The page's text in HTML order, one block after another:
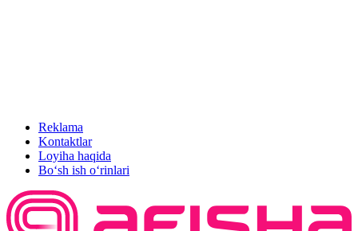
Reklama
Kontaktlar
Loyiha haqida
Bo‘sh ish o‘rinlari